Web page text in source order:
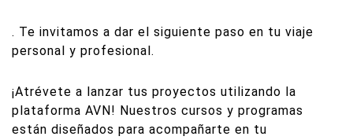
. Te invitamos a dar el siguiente paso en tu viaje
personal y profesional.
¡Atrévete a lanzar tus proyectos utilizando la
plataforma AVN! Nuestros cursos y programas
están diseñados para acompañarte en tu